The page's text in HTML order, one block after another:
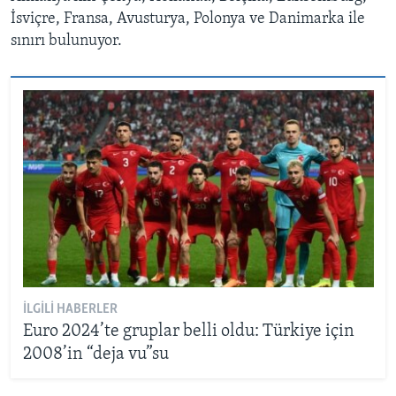
İsviçre, Fransa, Avusturya, Polonya ve Danimarka ile
sınırı bulunuyor.
İLGILI HABERLER
Euro 2024’te gruplar belli oldu: Türkiye için
2008’in “deja vu”su